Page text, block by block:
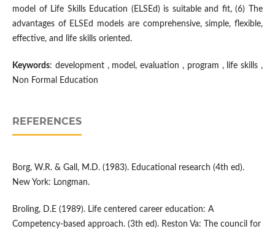
model of Life Skills Education (ELSEd) is suitable and fit, (6) The
advantages of ELSEd models are comprehensive, simple, flexible,
effective, and life skills oriented.
Keywords: development , model, evaluation , program , life skills ,
Non Formal Education
REFERENCES
Borg, W.R. & Gall, M.D. (1983). Educational research (4th ed).
New York: Longman.
Broling, D.E (1989). Life centered career education: A
Competency-based approach. (3th ed). Reston Va: The council for